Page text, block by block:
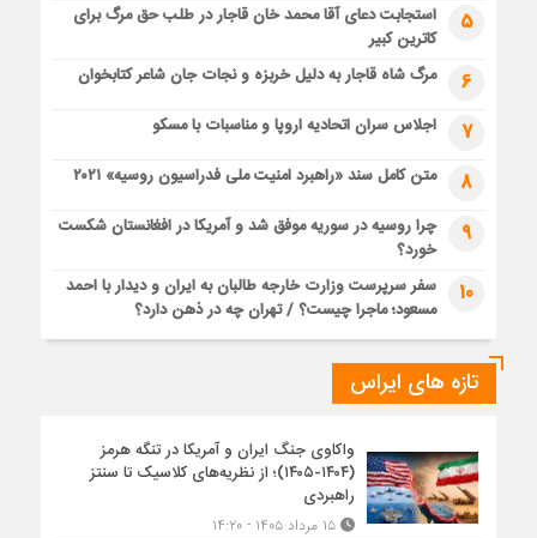
5
استجابت دعای آقا محمد خان قاجار در طلب حق مرگ برای
کاترین کبیر
6 مرگ شاه قاجار به دلیل خربزه و نجات جان شاعر کتابخوان
7 اجلاس سران اتحادیه اروپا و مناسبات با مسکو
8 متن کامل سند «راهبرد امنیت ملی فدراسیون روسیه» ۲۰۲۱
9
چرا روسیه در سوریه موفق شد و آمریکا در افغانستان شکست
خورد؟
10
سفر سرپرست وزارت خارجه طالبان به ایران و دیدار با احمد
مسعود؛ ماجرا چیست؟ / تهران چه در ذهن دارد؟
تازه های ایراس
واکاوی جنگ ایران و آمریکا در تنگه هرمز
(۱۴۰۴-۱۴۰۵)؛ از نظریه‌های کلاسیک تا سنتز
راهبردی
۱۵ مرداد ۱۴۰۵ - ۱۴:۲۰